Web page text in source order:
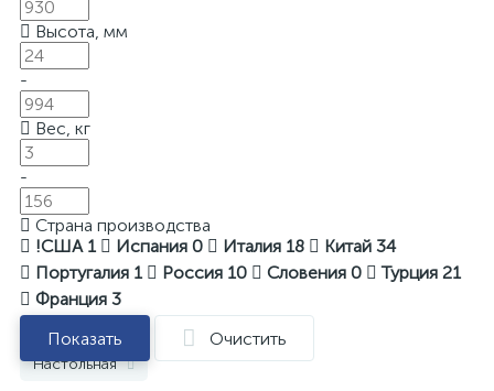
Высота, мм
-
Вес, кг
-
Страна производства
!США 1 Испания 0 Италия 18 Китай 34
Португалия 1 Россия 10 Словения 0 Турция 21
Франция 3
Показать
Очистить
Настольная